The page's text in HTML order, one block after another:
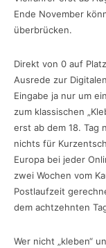
Ende November
überbrücken.
Direkt von 0 auf
Ausrede zur
Eingabe ja nur um
zum klassischen
erst ab dem 18. Tag
nichts für
Europa bei jeder
zwei Wochen vom
Postlaufzeit
dem achtzehnten
Wer nicht „kleben“